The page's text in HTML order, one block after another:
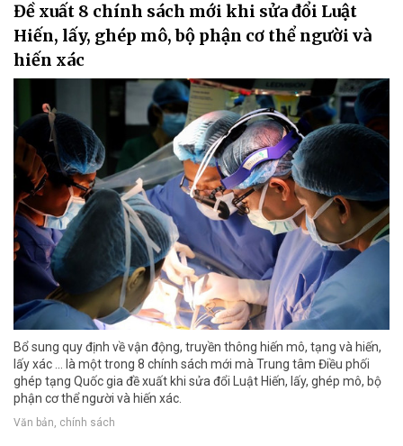
Đề xuất 8 chính sách mới khi sửa đổi Luật
Hiến, lấy, ghép mô, bộ phận cơ thể người và
hiến xác
Bổ sung quy định về vận động, truyền thông hiến mô, tạng và hiến,
lấy xác ... là một trong 8 chính sách mới mà Trung tâm Điều phối
ghép tạng Quốc gia đề xuất khi sửa đổi Luật Hiến, lấy, ghép mô, bộ
phận cơ thể người và hiến xác.
Văn bản, chính sách